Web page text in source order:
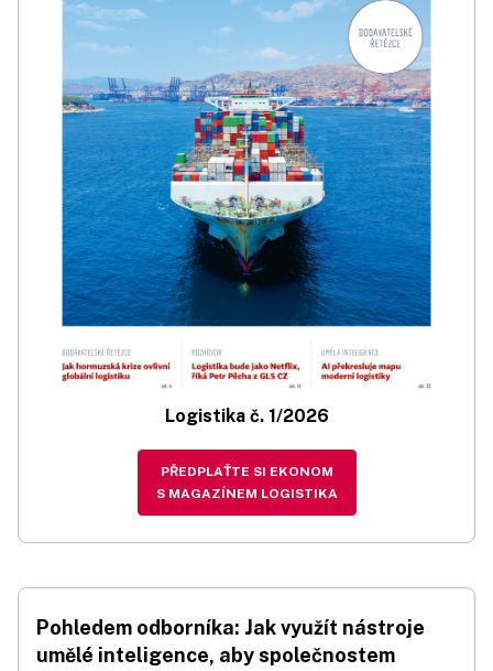
Logistika č. 1/2026
PŘEDPLAŤTE SI EKONOM
S MAGAZÍNEM LOGISTIKA
Pohledem odborníka: Jak využít nástroje
umělé inteligence, aby společnostem